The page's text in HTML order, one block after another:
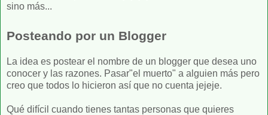
sino más...
Posteando por un Blogger
La idea es postear el nombre de un blogger que desea uno
conocer y las razones. Pasar"el muerto" a alguien más pero
creo que todos lo hicieron así que no cuenta jejeje.
Qué difícil cuando tienes tantas personas que quieres